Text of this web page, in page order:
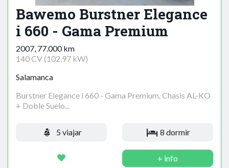
Bawemo Burstner Elegance
i 660 - Gama Premium
2007, 77.000 km
140 CV (102,97 kW)
Salamanca
Burstner Elegance i 660 - Gama Premium. Chasis AL-KO
+ Doble Suelo...
5 viajar 8 dormir
+ info